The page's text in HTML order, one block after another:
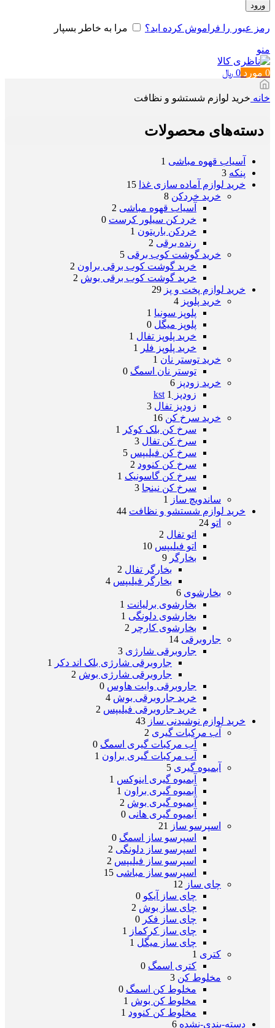
ورود
رمز عبور را فراموش کرده اید؟ مرا به خاطر بسپار
منو
0 مورد 0 ﷼
خانه خرید لوازم شستشو و نظافت
دسته‌های محصولات
آسیاب قهوه مباشی 1
پنکه 3
خرید لوازم آماده سازی غذا 15
خرید خردکن 8
آسیاب قهوه مباشی 2
خرد کن سیلور کرست 0
خردکن باریتون 1
رنده برقی 2
خرید گوشت کوب برقی 5
خرید گوشت کوب برقی براون 2
خرید گوشت کوب برقی بوش 2
خرید لوازم پخت و پز 29
خرید پلوپز 4
پلوپز سونیا 1
پلوپز میگل 0
خرید پلوپز تفال 1
خرید پلوپز فلر
1
خرید توستر نان 1
توستر نان اسمگ 0
خرید زودپز 6
زودپز kst
1
زودپز تفال 3
خرید سرخ کن 16
سرخ کن بلک کوکر
1
سرخ کن تفال 3
سرخ کن فیلیپس 5
سرخ کن کنوود 2
سرخ کن گاسونیک 1
سرخ کن نینجا 3
ساندویچ ساز
1
خرید لوازم شستشو و نظافت 44
اتو 24
اتو تفال 2
اتو فیلیپس 10
بخارگر 9
بخارگر تفال 2
بخارگر فیلیپس 4
بخارشوی 6
بخارشوی برلیانت 1
بخارشوی دلونگی 1
بخارشوی کارچر 2
جاروبرقی 14
جاروبرقی شارژی 3
جاروبرقی شارژی بلک اند دکر
1
جاروبرقی شارژی بوش 2
جاروبرقی وایت هاوس 0
خرید جاروبرقی بوش 4
خرید جاروبرقی فیلیپس 2
خرید لوازم نوشیدنی ساز 43
آب مرکبات گیری 2
آب مرکبات گیری اسمگ 0
آب مرکبات گیری براون 1
آبمیوه گیری 5
آبمیوه گیری اینوکس 1
آبمیوه گیری براون 1
آبمیوه گیری بوش 2
آبمیوه گیری هانی 0
اسپرسو ساز
21
اسپرسو ساز اسمگ 0
اسپرسو ساز دلونگی 2
اسپرسو ساز فیلیپس 2
اسپرسو ساز مباشی 15
چای ساز 12
چای ساز آیکو 0
چای ساز بوش 2
چای ساز فکر 0
چای ساز کرکماز
1
چای ساز میگل 1
کتری 1
کتری اسمگ 0
مخلوط کن 3
مخلوط کن اسمگ 0
مخلوط کن بوش 1
مخلوط کن کنوود 1
دسته-بندی-نشده 6